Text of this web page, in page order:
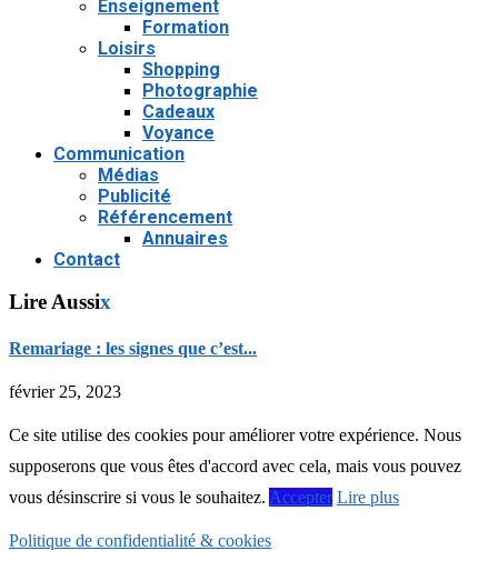
Enseignement
Formation
Loisirs
Shopping
Photographie
Cadeaux
Voyance
Communication
Médias
Publicité
Référencement
Annuaires
Contact
Lire Aussix
Remariage : les signes que c’est...
février 25, 2023
Ce site utilise des cookies pour améliorer votre expérience. Nous
supposerons que vous êtes d'accord avec cela, mais vous pouvez
vous désinscrire si vous le souhaitez. Accepter Lire plus
Politique de confidentialité & cookies